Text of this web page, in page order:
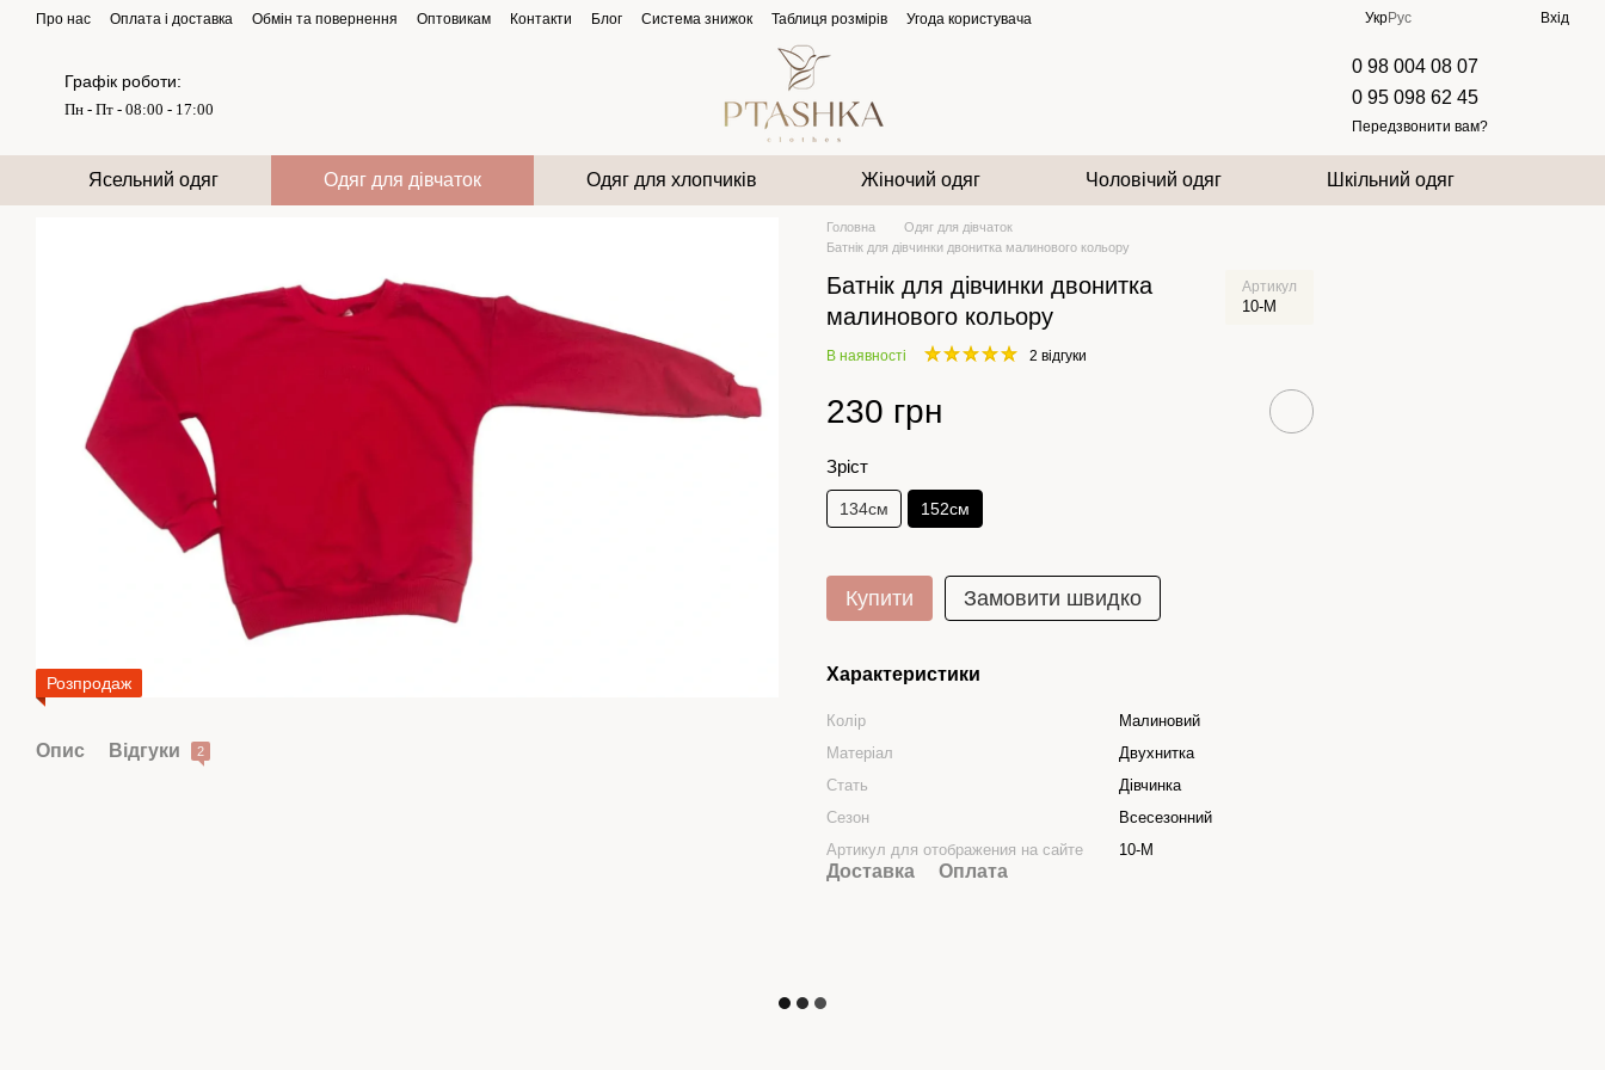
Перейти до основного контенту
Про нас Оплата і доставка Обмін та повернення Оптовикам Контакти Блог Система знижок Таблиця розмірів Угода користувача УкрРус Вхід
Графік роботи:
Пн - Пт - 08:00 - 17:00
0 98 004 08 07
0 95 098 62 45
Передзвонити вам?
Ясельний одяг Одяг для дівчаток Одяг для хлопчиків Жіночий одяг Чоловічий одяг Шкільний одяг
Розпродаж
Опис Відгуки 2
Головна
Одяг для дівчаток
Батнік для дівчинки двонитка малинового кольору
Батнік для дівчинки двонитка
малинового кольору
Артикул
10-M
В наявності 2 відгуки
230 грн
Зріст
134см 152см
Купити Замовити швидко
Характеристики
Колір
Малиновий
Матеріал
Двухнитка
Стать
Дівчинка
Сезон
Всесезонний
Артикул для отображения на сайте
10-M
Доставка Оплата